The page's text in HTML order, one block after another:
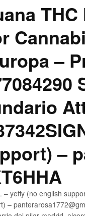
–
–
yeffy (no english
–